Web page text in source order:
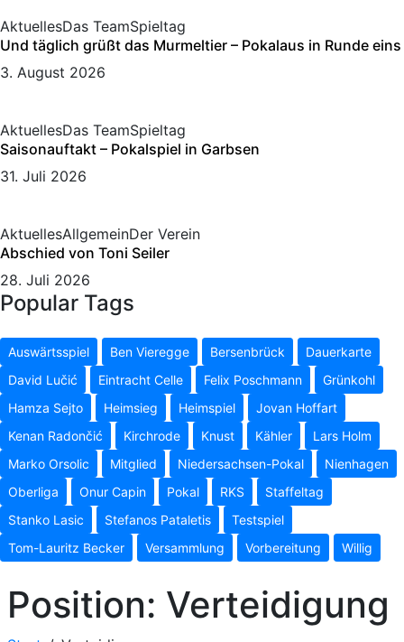
AktuellesDas TeamSpieltag
Und täglich grüßt das Murmeltier – Pokalaus in Runde eins
3. August 2026
AktuellesDas TeamSpieltag
Saisonauftakt – Pokalspiel in Garbsen
31. Juli 2026
AktuellesAllgemeinDer Verein
Abschied von Toni Seiler
28. Juli 2026
Popular Tags
Auswärtsspiel Ben Vieregge Bersenbrück
Dauerkarte
David Lučić
Eintracht Celle Felix Poschmann
Grünkohl
Hamza Sejto
Heimsieg Heimspiel
Jovan Hoffart
Kenan Radončić
Kirchrode Knust Kähler
Lars Holm
Marko Orsolic
Mitglied Niedersachsen-Pokal
Nienhagen
Oberliga
Onur Capin Pokal RKS
Staffeltag
Stanko Lasic
Stefanos Pataletis
Testspiel
Tom-Lauritz Becker
Versammlung Vorbereitung Willig
Position: Verteidigung